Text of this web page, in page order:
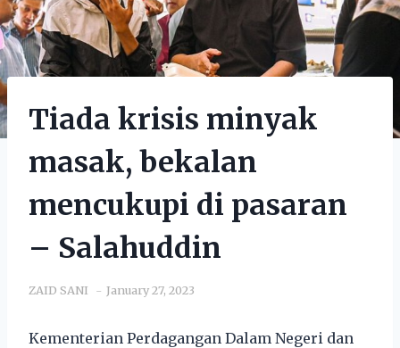
Tiada krisis minyak
masak, bekalan
mencukupi di pasaran
– Salahuddin
ZAID SANI January 27, 2023
Kementerian Perdagangan Dalam Negeri dan